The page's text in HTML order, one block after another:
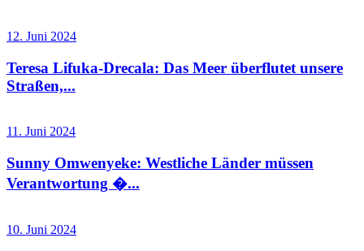
12. Juni 2024
Teresa Lifuka-Drecala: Das Meer überflutet unsere
Straßen,...
11. Juni 2024
Sunny Omwenyeke: Westliche Länder müssen
Verantwortung �...
10. Juni 2024